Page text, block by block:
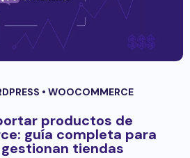
• WOOCOMMERCE
productos de
guía completa para
tiendas